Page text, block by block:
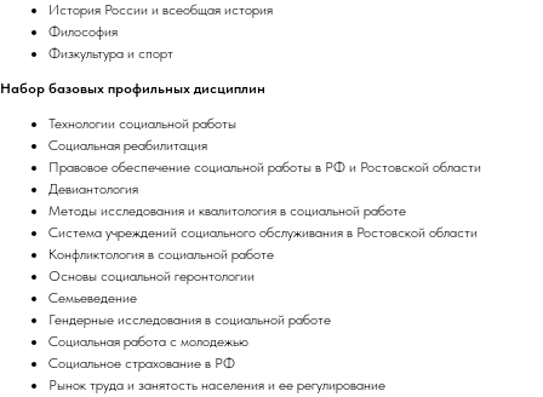
История России и всеобщая история
Философия
Физкультура и спорт
Набор базовых профильных дисциплин
Технологии социальной работы
Социальная реабилитация
Правовое обеспечение социальной работы в РФ и Ростовской области
Девиантология
Методы исследования и квалитология в социальной работе
Система учреждений социального обслуживания в Ростовской области
Конфликтология в социальной работе
Основы социальной геронтологии
Семьеведение
Гендерные исследования в социальной работе
Социальная работа с молодежью
Социальное страхование в РФ
Рынок труда и занятость населения и ее регулирование